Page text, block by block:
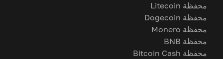
محفظة Litecoin
محفظة Dogecoin
محفظة Monero
محفظة BNB
محفظة Bitcoin Cash